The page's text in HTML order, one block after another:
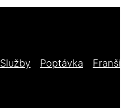
Služby Poptávka